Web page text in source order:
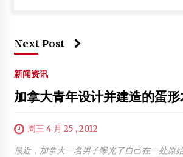
Next Post
新闻资讯
加拿大青年设计并建造的蛋
周三 4 月 25 , 2012
最近，加拿大一名男子曝光了自己在一处原